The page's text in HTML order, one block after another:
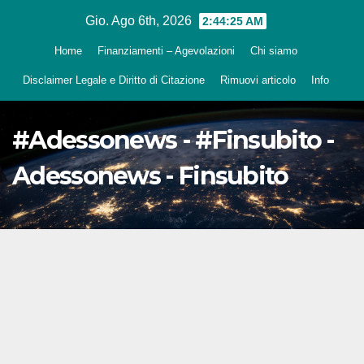
Gio. Ago 6th, 2026 2:44:26 AM
Home Finanziamenti – Agevolazioni Chi siamo
Disclaimer Legale e Diritto di Citazione Rimuovi articolo Info
#Adessonews - #Finsubito -
Adessonews - Finsubito